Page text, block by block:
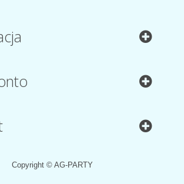
Copyright © AG-PARTY